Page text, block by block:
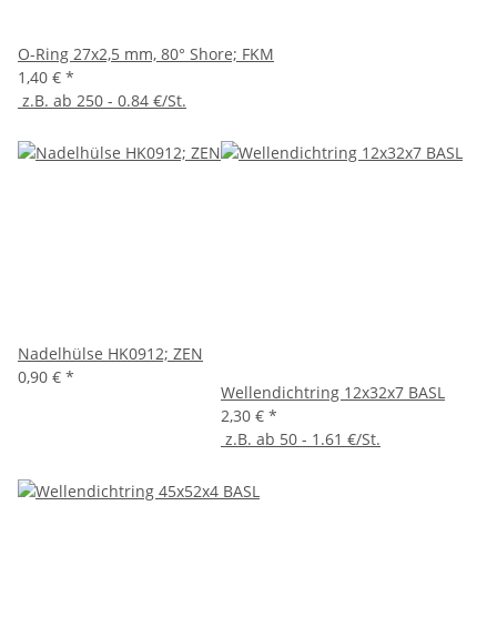
O-Ring 27x2,5 mm, 80° Shore; FKM
1,40 € *
z.B. ab 250 - 0.84 €/St.
Nadelhülse HK0912; ZEN
0,90 € *
Wellendichtring 12x32x7 BASL
2,30 € *
z.B. ab 50 - 1.61 €/St.